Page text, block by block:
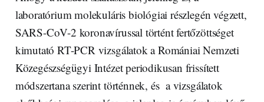
laboratórium molekuláris biológiai részlegén végzett,
SARS-CoV-2 koronavírussal történt fertőzöttséget
kimutató RT-PCR vizsgálatok a Romániai Nemzeti
Közegészségügyi Intézet periodikusan frissített
módszertana szerint történnek, és a vizsgálatok